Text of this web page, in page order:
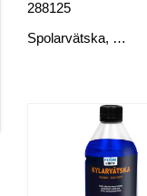
Spolarvätska, färdigblandad
288125